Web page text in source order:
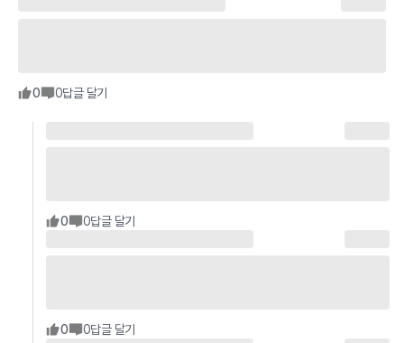
0 0답글 달기
0 0답글 달기
0 0답글 달기